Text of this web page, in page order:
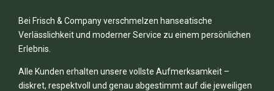
Bei Frisch & Company verschmelzen hanseatische
Verlässlichkeit und moderner Service zu einem persönlichen
Erlebnis.
Alle Kunden erhalten unsere vollste Aufmerksamkeit –
diskret, respektvoll und genau abgestimmt auf die jeweiligen